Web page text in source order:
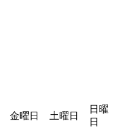
金曜日 土曜日
日曜
日